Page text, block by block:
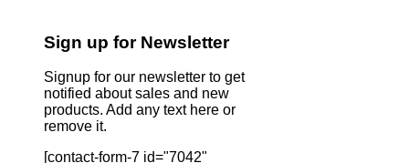
Sign up for Newsletter
Signup for our newsletter to get
notified about sales and new
products. Add any text here or
remove it.
[contact-form-7 id="7042"